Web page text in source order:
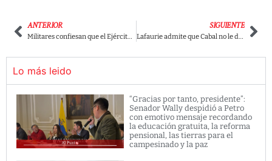
ANTERIOR
Militares confiesan que el Ejército dejó correr la masacre de Barrancabermeja y rompieron el pacto de silencio tras 27 años
SIGUIENTE
Lafaurie admite que Cabal no le debe lealtad a nadie, ni siquiera a la consulta de derecha, y deja servida la salida con Abelardo de la Espriella
Lo más leido
“Gracias por tanto, presidente”:
Senador Wally despidió a Petro
con emotivo mensaje recordando
la educación gratuita, la reforma
pensional, las tierras para el
campesinado y la paz